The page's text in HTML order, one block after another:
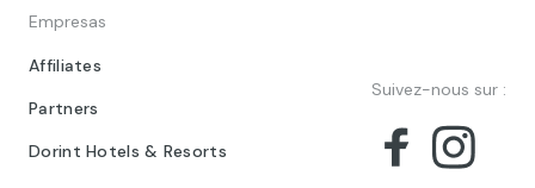
Empresas
Affiliates
Partners
Dorint Hotels & Resorts
Suivez-nous sur :